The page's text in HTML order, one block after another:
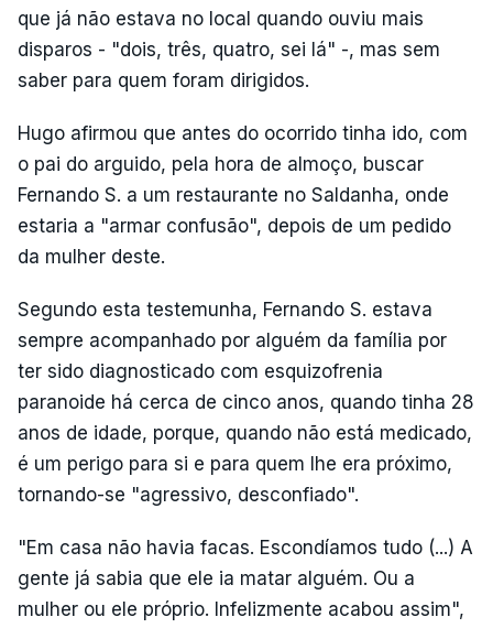
que já não estava no local quando ouviu mais
disparos - "dois, três, quatro, sei lá" -, mas sem
saber para quem foram dirigidos.
Hugo afirmou que antes do ocorrido tinha ido, com
o pai do arguido, pela hora de almoço, buscar
Fernando S. a um restaurante no Saldanha, onde
estaria a "armar confusão", depois de um pedido
da mulher deste.
Segundo esta testemunha, Fernando S. estava
sempre acompanhado por alguém da família por
ter sido diagnosticado com esquizofrenia
paranoide há cerca de cinco anos, quando tinha 28
anos de idade, porque, quando não está medicado,
é um perigo para si e para quem lhe era próximo,
tornando-se "agressivo, desconfiado".
"Em casa não havia facas. Escondíamos tudo (...) A
gente já sabia que ele ia matar alguém. Ou a
mulher ou ele próprio. Infelizmente acabou assim",